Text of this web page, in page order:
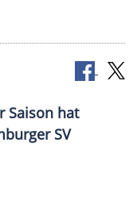
Saison hat
SV